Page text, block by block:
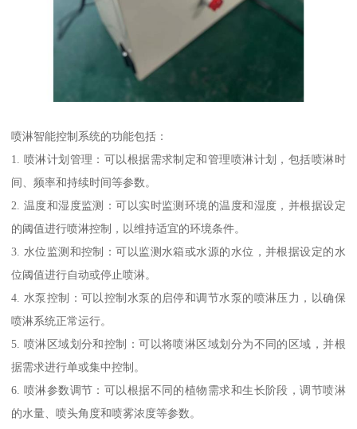
喷淋智能控制系统的功能包括：
1. 喷淋计划管理：可以根据需求制定和管理喷淋计划，包括喷淋时
间、频率和持续时间等参数。
2. 温度和湿度监测：可以实时监测环境的温度和湿度，并根据设定
的阈值进行喷淋控制，以维持适宜的环境条件。
3. 水位监测和控制：可以监测水箱或水源的水位，并根据设定的水
位阈值进行自动或停止喷淋。
4. 水泵控制：可以控制水泵的启停和调节水泵的喷淋压力，以确保
喷淋系统正常运行。
5. 喷淋区域划分和控制：可以将喷淋区域划分为不同的区域，并根
据需求进行单或集中控制。
6. 喷淋参数调节：可以根据不同的植物需求和生长阶段，调节喷淋
的水量、喷头角度和喷雾浓度等参数。